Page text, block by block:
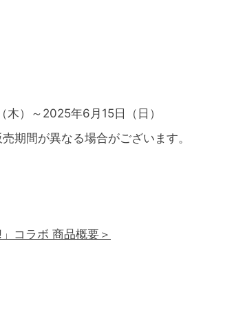
木）～2025年6月15日（日）
期間が異なる場合がございます。
コラボ 商品概要＞